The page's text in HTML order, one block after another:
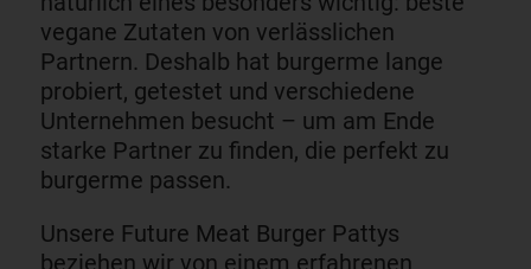
vegane Zutaten von verlässlichen
Partnern. Deshalb hat burgerme lange
probiert, getestet und verschiedene
Unternehmen besucht – um am Ende
starke Partner zu finden, die perfekt zu
burgerme passen.
Unsere Future Meat Burger Pattys
beziehen wir von einem erfahrenen